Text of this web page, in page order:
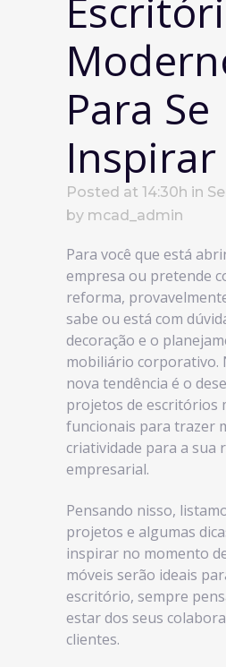
Para Se
Inspirar
Posted at 14:30h in
by mcad_admin
Para você que está
empresa ou pretende
reforma,
sabe ou está com
decoração e o
mobiliário corporativo.
nova tendência é o
projetos de escritórios
funcionais para trazer
criatividade para a sua
empresarial.
Pensando nisso,
projetos e algumas
inspirar no momento
móveis serão ideais
escritório, sempre
estar dos seus
clientes.